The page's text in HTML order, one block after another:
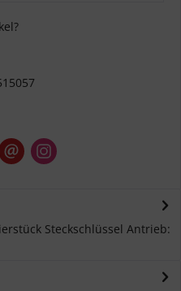
Steckschlüssel Antrieb: